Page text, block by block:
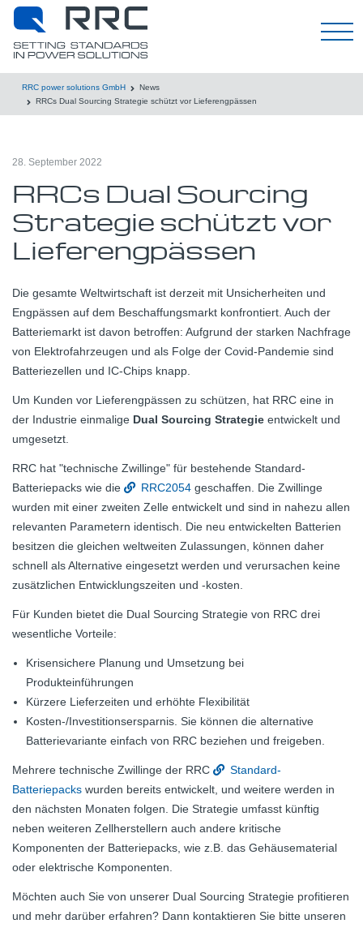
Deutsch
RRC power solutions GmbH
News
RRCs Dual Sourcing Strategie schützt vor Lieferengpässen
28. September 2022
RRCs Dual Sourcing
Strategie schützt vor
Lieferengpässen
Die gesamte Weltwirtschaft ist derzeit mit Unsicherheiten und
Engpässen auf dem Beschaffungsmarkt konfrontiert. Auch der
Batteriemarkt ist davon betroffen: Aufgrund der starken Nachfrage
von Elektrofahrzeugen und als Folge der Covid-Pandemie sind
Batteriezellen und IC-Chips knapp.
Um Kunden vor Lieferengpässen zu schützen, hat RRC eine in
der Industrie einmalige Dual Sourcing Strategie entwickelt und
umgesetzt.
RRC hat "technische Zwillinge" für bestehende Standard-
Batteriepacks wie die
RRC2054 geschaffen. Die Zwillinge
wurden mit einer zweiten Zelle entwickelt und sind in nahezu allen
relevanten Parametern identisch. Die neu entwickelten Batterien
besitzen die gleichen weltweiten Zulassungen, können daher
schnell als Alternative eingesetzt werden und verursachen keine
zusätzlichen Entwicklungszeiten und -kosten.
Für Kunden bietet die Dual Sourcing Strategie von RRC drei
wesentliche Vorteile:
Krisensichere Planung und Umsetzung bei
Produkteinführungen
Kürzere Lieferzeiten und erhöhte Flexibilität
Kosten-/Investitionsersparnis. Sie können die alternative
Batterievariante einfach von RRC beziehen und freigeben.
Mehrere technische Zwillinge der RRC
Standard-
Batteriepacks wurden bereits entwickelt, und weitere werden in
den nächsten Monaten folgen. Die Strategie umfasst künftig
neben weiteren Zellherstellern auch andere kritische
Komponenten der Batteriepacks, wie z.B. das Gehäusematerial
oder elektrische Komponenten.
Möchten auch Sie von unserer Dual Sourcing Strategie profitieren
und mehr darüber erfahren? Dann kontaktieren Sie bitte unseren